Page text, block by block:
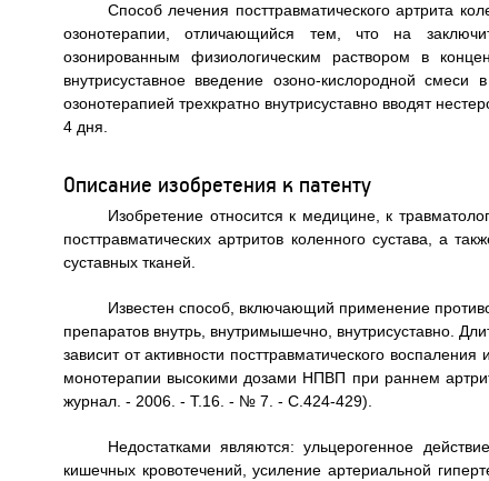
Способ лечения посттравматического артрита
озонотерапии, отличающийся тем, что на
озонированным физиологическим раствором в
внутрисуставное введение озоно-кислородной
озонотерапией трехкратно внутрисуставно вводят
4 дня.
Описание изобретения к патенту
Изобретение относится к медицине, к
посттравматических артритов коленного сустава, а
суставных тканей.
Известен способ, включающий применение
препаратов внутрь, внутримышечно, внутрисуставно.
зависит от активности посттравматического
монотерапии высокими дозами НПВП при раннем
журнал. - 2006. - Т.16. - № 7. - С.424-429).
Недостатками являются: ульцерогенное
кишечных кровотечений, усиление артериальной